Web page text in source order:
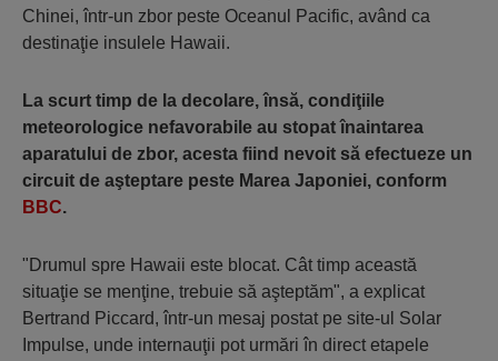
Chinei, într-un zbor peste Oceanul Pacific, având ca
destinaţie insulele Hawaii.
La scurt timp de la decolare, însă, condiţiile
meteorologice nefavorabile au stopat înaintarea
aparatului de zbor, acesta fiind nevoit să efectueze un
circuit de aşteptare peste Marea Japoniei, conform
BBC.
"Drumul spre Hawaii este blocat. Cât timp această
situaţie se menţine, trebuie să aşteptăm", a explicat
Bertrand Piccard, într-un mesaj postat pe site-ul Solar
Impulse, unde internauţii pot urmări în direct etapele